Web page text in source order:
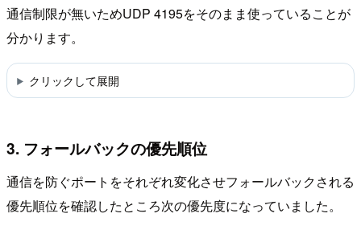
通信制限が無いためUDP 4195をそのまま使っていることが
分かります。
クリックして展開
3. フォールバックの優先順位
通信を防ぐポートをそれぞれ変化させフォールバックされる
優先順位を確認したところ次の優先度になっていました。